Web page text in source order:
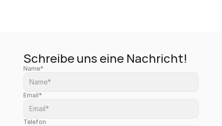
Schreibe uns eine Nachricht!
Name*
Email*
Telefon